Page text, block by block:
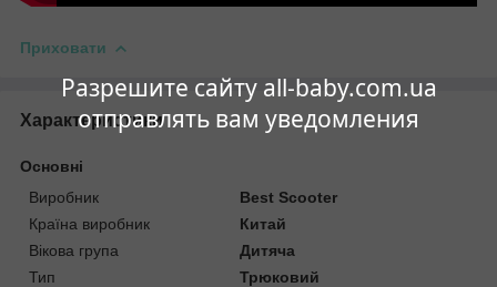
Разрешите сайту all-baby.com.ua
отправлять вам уведомления
Приховати
Характеристики
Основні
Виробник
Best Scooter
Країна виробник
Китай
Вікова група
Дитяча
Тип
Трюковий